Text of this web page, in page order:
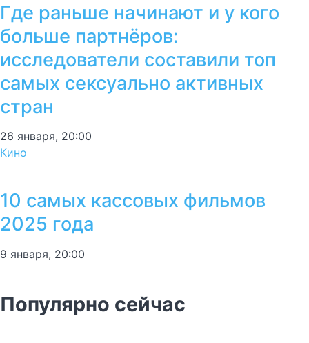
Где раньше начинают и у кого
больше партнёров:
исследователи составили топ
самых сексуально активных
стран
26 января, 20:00
Кино
10 самых кассовых фильмов
2025 года
9 января, 20:00
Популярно сейчас